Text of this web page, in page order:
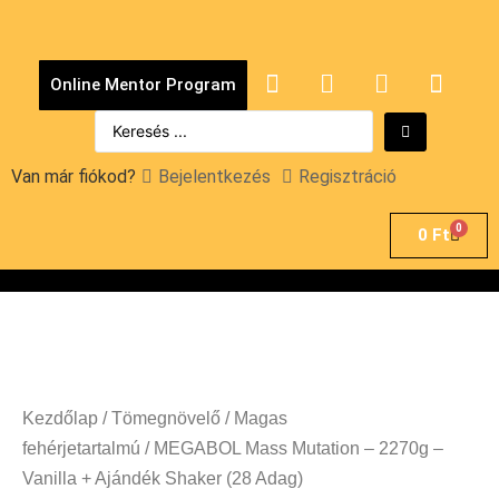
Online Mentor Program
Van már fiókod? Bejelentkezés Regisztráció
0 Ft 0
Kezdőlap /Tömegnövelő / Magas
fehérjetartalmú / MEGABOL Mass Mutation – 2270g –
Vanilla + Ajándék Shaker (28 Adag)